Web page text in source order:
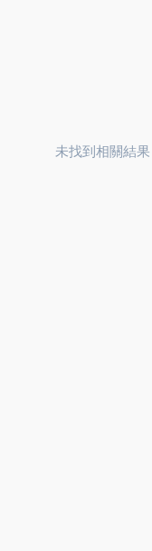
未找到相關結果